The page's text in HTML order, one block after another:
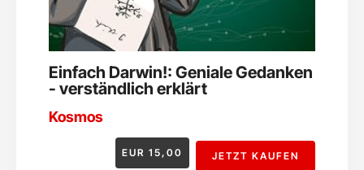
Einfach Darwin!: Geniale Gedanken
- verständlich erklärt
Kosmos
EUR 15,00 JETZT KAUFEN